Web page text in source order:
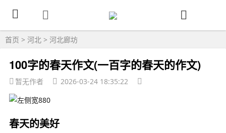
首页 > 河北 > 河北廊坊
100字的春天作文(一百字的春天的作文)
暂无作者 2026-03-24 18:35:22
春天的美好